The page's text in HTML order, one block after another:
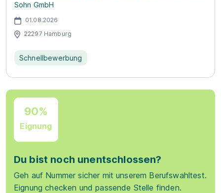
Sohn GmbH
01.08.2026
22297 Hamburg
Schnellbewerbung
90%
Eignung
Du bist noch unentschlossen?
Geh auf Nummer sicher mit unserem Berufswahltest.
Eignung checken und passende Stelle finden.